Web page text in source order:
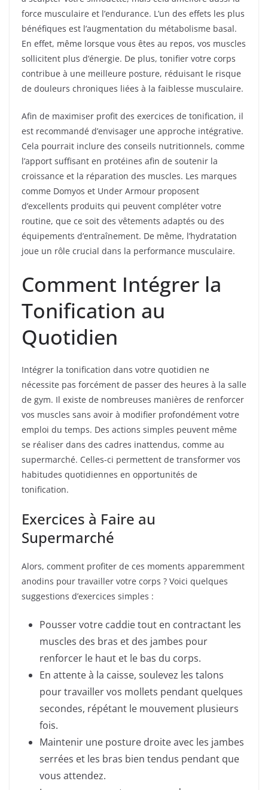
force musculaire et l’endurance. L’un des effets les plus
bénéfiques est l’augmentation du métabolisme basal.
En effet, même lorsque vous êtes au repos, vos muscles
sollicitent plus d’énergie. De plus, tonifier votre corps
contribue à une meilleure posture, réduisant le risque
de douleurs chroniques liées à la faiblesse musculaire.
Afin de maximiser profit des exercices de tonification, il
est recommandé d’envisager une approche intégrative.
Cela pourrait inclure des conseils nutritionnels, comme
l’apport suffisant en protéines afin de soutenir la
croissance et la réparation des muscles. Les marques
comme Domyos et Under Armour proposent
d’excellents produits qui peuvent compléter votre
routine, que ce soit des vêtements adaptés ou des
équipements d’entraînement. De même, l’hydratation
joue un rôle crucial dans la performance musculaire.
Comment Intégrer la
Tonification au
Quotidien
Intégrer la tonification dans votre quotidien ne
nécessite pas forcément de passer des heures à la salle
de gym. Il existe de nombreuses manières de renforcer
vos muscles sans avoir à modifier profondément votre
emploi du temps. Des actions simples peuvent même
se réaliser dans des cadres inattendus, comme au
supermarché. Celles-ci permettent de transformer vos
habitudes quotidiennes en opportunités de
tonification.
Exercices à Faire au
Supermarché
Alors, comment profiter de ces moments apparemment
anodins pour travailler votre corps ? Voici quelques
suggestions d’exercices simples :
Pousser votre caddie tout en contractant les
muscles des bras et des jambes pour
renforcer le haut et le bas du corps.
En attente à la caisse, soulevez les talons
pour travailler vos mollets pendant quelques
secondes, répétant le mouvement plusieurs
fois.
Maintenir une posture droite avec les jambes
serrées et les bras bien tendus pendant que
vous attendez.